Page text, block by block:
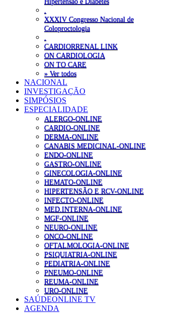
XXXIV Congresso Nacional de
Coloproctologia
CARDIORRENAL LINK
ON CARDIOLOGIA
ON TO CARE
» Ver todos
NACIONAL
INVESTIGAÇÃO
SIMPÓSIOS
ESPECIALIDADE
ALERGO-ONLINE
CARDIO-ONLINE
DERMA-ONLINE
CANABIS MEDICINAL-ONLINE
ENDO-ONLINE
GASTRO-ONLINE
GINECOLOGIA-ONLINE
HEMATO-ONLINE
HIPERTENSÃO E RCV-ONLINE
INFECTO-ONLINE
MED.INTERNA-ONLINE
MGF-ONLINE
NEURO-ONLINE
ONCO-ONLINE
OFTALMOLOGIA-ONLINE
PSIQUIATRIA-ONLINE
PEDIATRIA-ONLINE
PNEUMO-ONLINE
REUMA-ONLINE
URO-ONLINE
SAÚDEONLINE TV
AGENDA